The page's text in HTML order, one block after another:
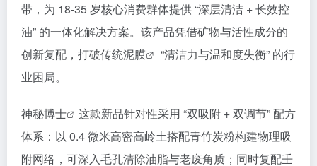
带，为 18-35 岁核心消费群体提供 “深层清洁 + 长效控
油” 的一体化解决方案。该产品凭借矿物与活性成分的
创新复配，打破传统泥膜
“清洁力与温和度失衡” 的行
业困局。​
神秘博士
这款新品针对性采用 “双吸附 + 双调节” 配方
体系：以 0.4 微米高密高岭土搭配青竹炭粉构建物理吸
附网络，可深入毛孔清除油脂与老废角质；同时复配壬